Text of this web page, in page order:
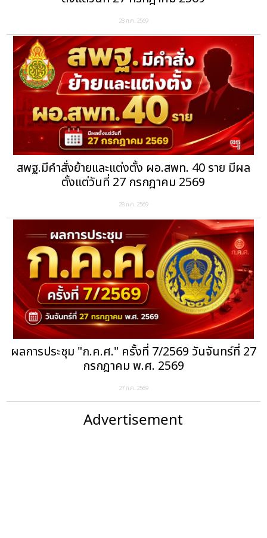
28 ก.ค. 2569
สพฐ.มีคำสั่งย้ายและแต่งตั้ง ผอ.สพท. 40 ราย มีผล
ตั้งแต่วันที่ 27 กรกฎาคม 2569
28 ก.ค. 2569
ผลการประชุม "ก.ค.ศ." ครั้งที่ 7/2569 วันจันทร์ที่ 27
กรกฎาคม พ.ศ. 2569
27 ก.ค. 2569
Advertisement